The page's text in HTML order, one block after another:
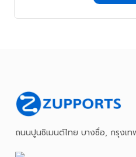
ถนนปูนซิเมนต์ไทย บางซื่อ, กรุงเ